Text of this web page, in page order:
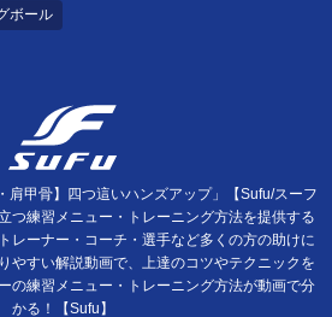
ボール
肩甲骨】四つ這いハンズアップ」【Sufu/スーフ
つ練習メニュー・トレーニング方法を提供する
レーナー・コーチ・選手など多くの方の助けに
やすい解説動画で、上達のコツやテクニックを
の練習メニュー・トレーニング方法が動画で分
かる！【Sufu】